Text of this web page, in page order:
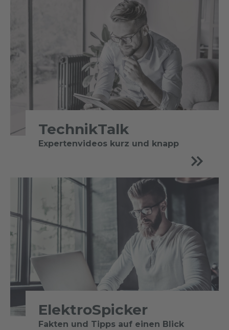
TechnikTalk
Expertenvideos kurz und knapp
ElektroSpicker
Fakten und Tipps auf einen Blick